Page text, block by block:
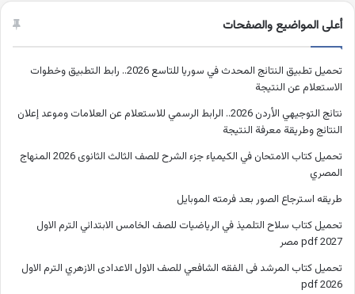
أعلى المواضيع والصفحات
تحميل تطبيق النتائج المحدث في سوريا للتاسع 2026.. رابط التطبيق وخطوات
الاستعلام عن النتيجة
نتائج التوجيهي الأردن 2026.. الرابط الرسمي للاستعلام عن العلامات وموعد إعلان
النتائج وطريقة معرفة النتيجة
تحميل كتاب الامتحان في الكيمياء جزء الشرح للصف الثالث الثانوى 2026 المنهاج
المصري
طريقه استرجاع الصور بعد فرمته الموبايل
تحميل كتاب سلاح التلميذ في الرياضيات للصف الخامس الابتدائي الترم الاول
2027 pdf مصر
تحميل كتاب المرشد فى الفقه الشافعي للصف الاول الاعدادى الازهري الترم الاول
2026 pdf